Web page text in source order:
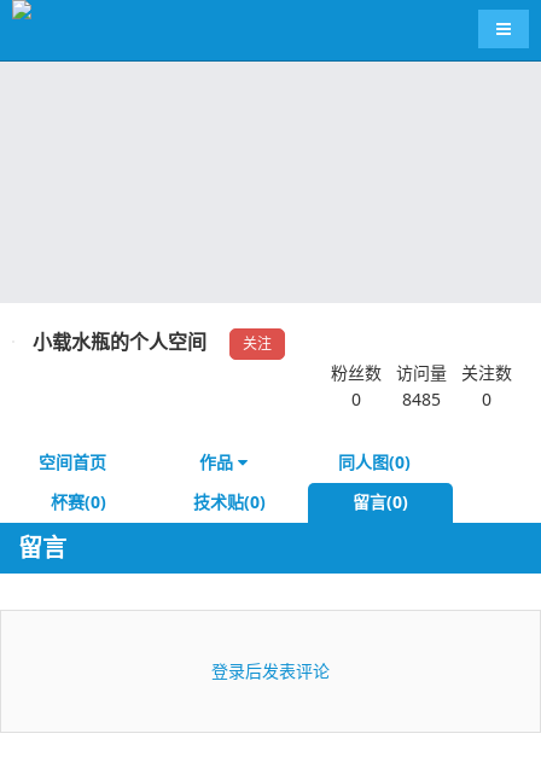
导航
小载水瓶的个人空间 关注
粉丝数
0
访问量
8485
关注数
0
空间首页 作品
同人图(0)
杯赛(0)
技术贴(0) 留言(0)
留言
登录后发表评论